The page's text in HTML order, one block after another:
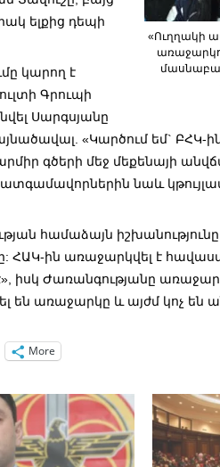
«Ուղղակի
ելքից դեպի
կարող է
Գրուպի
Սարգսյանը
«Կարծում եմ`
գծերի մեջ մեքենայի
նաև
համաձայն
ՀԱԿ-ին առաջարկվել է
իսկ Ժառանգությանը
են առաջարկը և այժմ կոչ են
More